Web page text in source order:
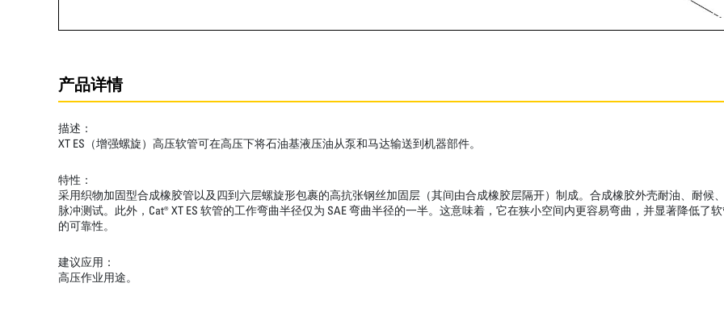
产品详情
描述：
XT ES（增强螺旋）高压软管可在高压下将石油基液压油从泵和马达输送到机器部件。
特性：
采用织物加固型合成橡胶管以及四到六层螺旋形包裹的高抗张钢丝加固层（其间由合成橡胶层隔开）制成。合成橡胶外壳耐油、耐候
脉冲测试。此外，Cat® XT ES 软管的工作弯曲半径仅为 SAE 弯曲半径的一半。这意味着，它在狭小空间内更容易弯曲，并显著降低
的可靠性。
建议应用：
高压作业用途。